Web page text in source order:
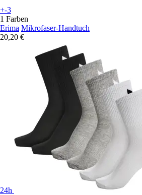
+-3
1 Farben
Erima Mikrofaser-Handtuch
20,20 €
24h